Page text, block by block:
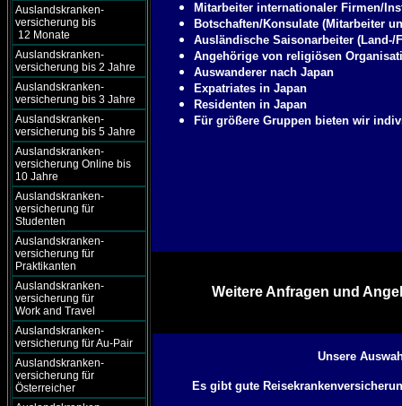
Auslandskranken-
versicherung bis
12 Monate
Auslandskranken-
versicherung bis 2 Jahre
Auslandskranken-
versicherung bis 3 Jahre
Auslandskranken-
versicherung bis 5 Jahre
Auslandskranken-
versicherung Online bis
10 Jahre
Auslandskranken-
versicherung für
Studenten
Auslandskranken-
versicherung für
Praktikanten
Auslandskranken-
versicherung für
Work and Travel
Auslandskranken-
versicherung für Au-Pair
Auslandskranken-
versicherung für
Österreicher
Mitarbeiter internationaler Firmen/
Botschaften/Konsulate (Mitarbeiter
Ausländische Saisonarbeiter (Land-/
Angehörige von religiösen
Auswanderer nach Japan
Expatriates in Japan
Residenten in Japan
Für größere Gruppen bieten wir
Weitere Anfragen und
Unsere
Es gibt gute